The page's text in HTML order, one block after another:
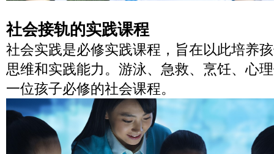
社会接轨的实践课程
社会实践是必修实践课程，旨在以此培养
思维和实践能力。游泳、急救、烹饪、心
一位孩子必修的社会课程。